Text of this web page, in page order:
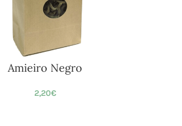
Amieiro Negro
2,20€